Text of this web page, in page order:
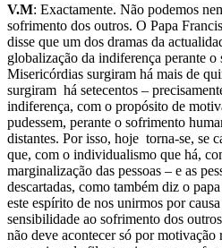
V.M: Exactamente. Não podemos
sofrimento dos outros. O Papa
disse que um dos dramas da
globalização da indiferença perante
Misericórdias surgiram há mais de
surgiram há setecentos –
indiferença, com o propósito de
pudessem, perante o sofrimento
distantes. Por isso, hoje torna-se, se
que, com o individualismo que há,
marginalização das pessoas – e as
descartadas, como também diz o
este espírito de nos unirmos por
sensibilidade ao sofrimento dos
não deve acontecer só por